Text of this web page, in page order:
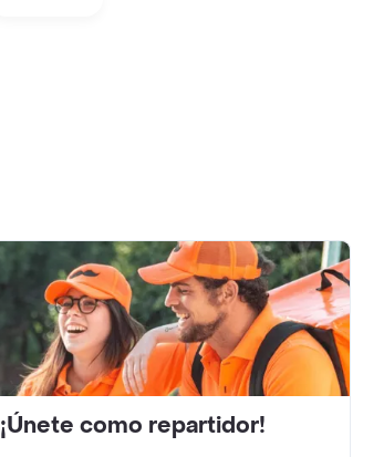
¡Únete como repartidor!